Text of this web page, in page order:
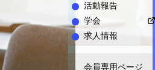
活動報告
学会
求人情報
会員専用ページ